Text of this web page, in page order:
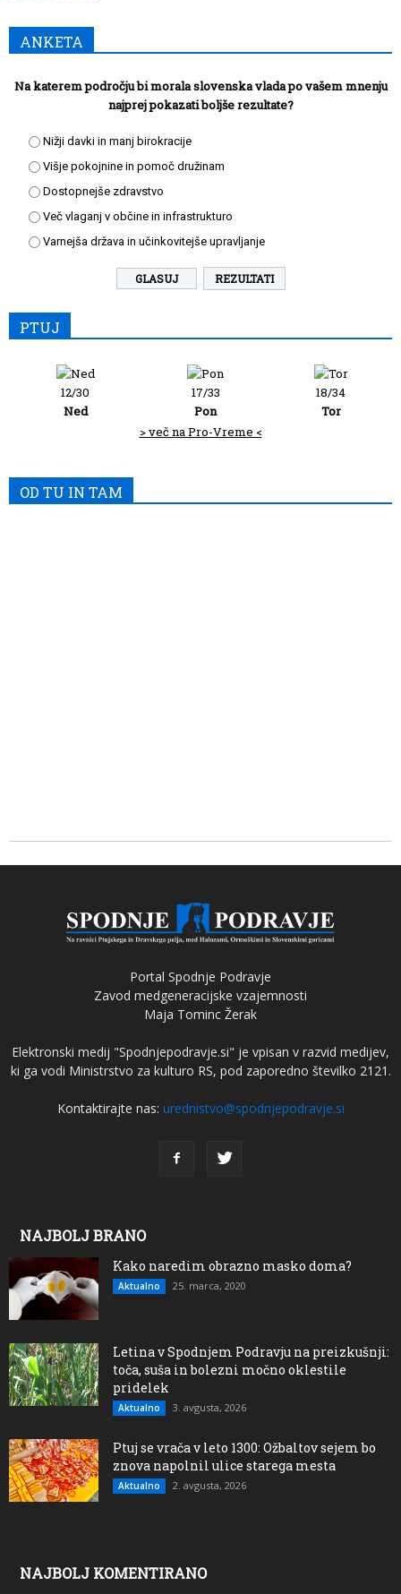
ANKETA
Na katerem področju bi morala slovenska vlada po vašem mnenju
najprej pokazati boljše rezultate?
Nižji davki in manj birokracije
Višje pokojnine in pomoč družinam
Dostopnejše zdravstvo
Več vlaganj v občine in infrastrukturo
Varnejša država in učinkovitejše upravljanje
REZULTATI
PTUJ
12/30
Ned
17/33
Pon
18/34
Tor
> več na Pro-Vreme <
OD TU IN TAM
Portal Spodnje Podravje
Zavod medgeneracijske vzajemnosti
Maja Tominc Žerak
Elektronski medij "Spodnjepodravje.si" je vpisan v razvid medijev,
ki ga vodi Ministrstvo za kulturo RS, pod zaporedno številko 2121.
Kontaktirajte nas: urednistvo@spodnjepodravje.si
NAJBOLJ BRANO
Kako naredim obrazno masko doma?
Aktualno 25. marca, 2020
Letina v Spodnjem Podravju na preizkušnji:
toča, suša in bolezni močno oklestile
pridelek
Aktualno 3. avgusta, 2026
Ptuj se vrača v leto 1300: Ožbaltov sejem bo
znova napolnil ulice starega mesta
Aktualno 2. avgusta, 2026
NAJBOLJ KOMENTIRANO